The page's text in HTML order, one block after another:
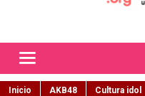
Inicio AKB48 Cultura idol